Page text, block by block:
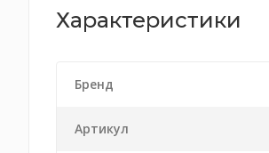
Характеристики
Бренд
Артикул